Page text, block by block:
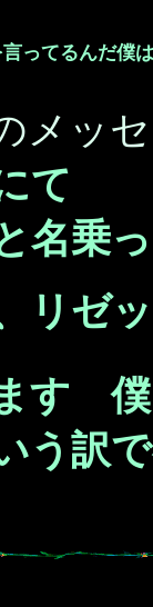
言ってるんだ僕
メッ
にて
名乗
リゼ
す
で存